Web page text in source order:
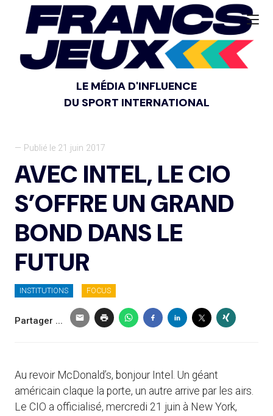
LE MÉDIA D'INFLUENCE
DU SPORT INTERNATIONAL
— Publié le 21 juin 2017
AVEC INTEL, LE CIO
S’OFFRE UN GRAND
BOND DANS LE
FUTUR
INSTITUTIONS FOCUS
Partager ...
Au revoir McDonald’s, bonjour Intel. Un géant
américain claque la porte, un autre arrive par les airs.
Le CIO a officialisé, mercredi 21 juin à New York,